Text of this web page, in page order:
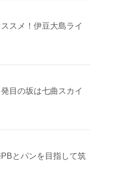
スメ！伊豆大島ライ
目の坂は七曲スカイ
とパンを目指して筑